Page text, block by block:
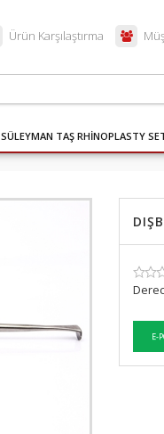
Ürün Karşılaştırma
SÜLEYMAN TAŞ RHİNOPLASTY
SKU: